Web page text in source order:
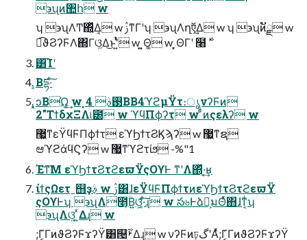
϶ʯͷ঺հ w
ʮ ϶ʯΛͲ͏΍͍ͬͯΔ͔ w ࢲͳΓʹʮ ϶ʯΛղऍ͢Δ w ʮ ϶ʯͷັྗ w
͸͡Ίʹ
͔Βདྷ·ͨ͠
͓͓ͻΒΏ͏͚͢ w ͓࢓ࣄ 4BB4ϓϩμΫτ։ൃνʔϜͷ
2"ΤϯδχΞΛ୲౰ w ϓϥΠϕʔτ w ͨͩͷςελʔ w
޷͖ͳεΫϥϜΠϕϯτ εϓϦϯτϨϏϡʔ w ޷͖ͳຊ
ಆ͏ϓϩάϥϚʔ w ޷͖ͳϓϩτίϧ -%"1
Έͳ͞Μ εϓϦϯτϨτϩεϖΫςΟϒͰ ͳʹΛ΍ͬͯ·͔͢ʁ
ίϯςΩετˍ஫ҙࣄ߲ w ࢲ͸ɺεΫϥϜΠϕϯτͷεϓϦϯτϨτϩεϖΫ
ςΟϒͰʮ ϶ʯΛ೥͙ؒΒ͍ଓ͚͖ͯ·ͨ͠ɻ w స৬Ͱձ͕ࣾมΘͬͯ΋ɺͳ͔ͥʮ
϶ʯΛଓ͚ ͍ͯΔɻ w
;Γ͔͑ΓͷϑϨʔϜϫʔΫ͸୔ࢁ͋Δɻ w νʔϜͷঢ়گʹΑͬͯ;Γ͔͑ΓͷϑϨʔϜϫʔΫ